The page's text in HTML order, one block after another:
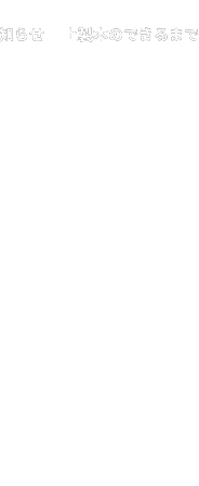
らせ 上製本のできるまで
らせ 上製本のできるまで